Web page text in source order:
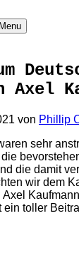
Menu
Axel
von Phillip
sehr
die damit
wir dem
toller